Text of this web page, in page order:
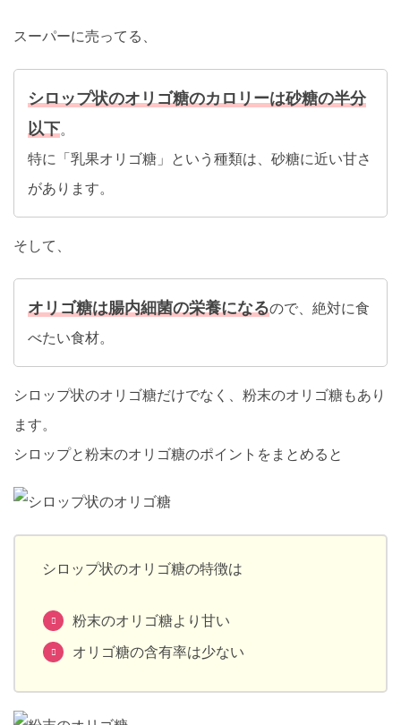
スーパーに売ってる、
シロップ状のオリゴ糖のカロリーは砂糖の半分
以下。
特に「乳果オリゴ糖」という種類は、砂糖に近い甘さ
があります。
そして、
オリゴ糖は腸内細菌の栄養になるので、絶対に食
べたい食材。
シロップ状のオリゴ糖だけでなく、粉末のオリゴ糖もあり
ます。
シロップと粉末のオリゴ糖のポイントをまとめると
シロップ状のオリゴ糖の特徴は
粉末のオリゴ糖より甘い
オリゴ糖の含有率は少ない